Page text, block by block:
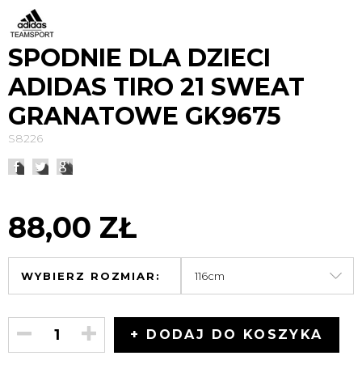
SPODNIE DLA DZIECI
ADIDAS TIRO 21 SWEAT
GRANATOWE GK9675
S8226
88,00 ZŁ
WYBIERZ ROZMIAR:
+ DODAJ DO KOSZYKA